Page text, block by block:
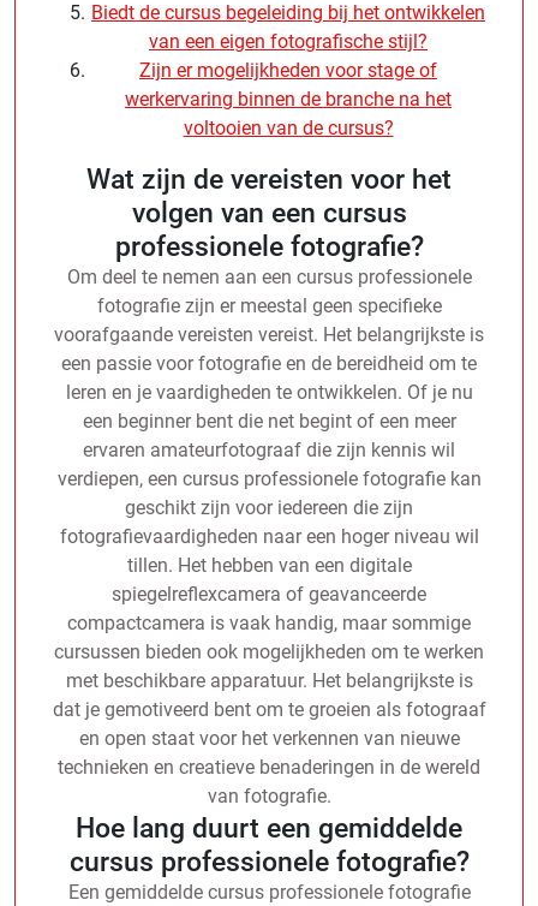
Biedt de cursus begeleiding bij het ontwikkelen
van een eigen fotografische stijl?
Zijn er mogelijkheden voor stage of
werkervaring binnen de branche na het
voltooien van de cursus?
Wat zijn de vereisten voor het
volgen van een cursus
professionele fotografie?
Om deel te nemen aan een cursus professionele
fotografie zijn er meestal geen specifieke
voorafgaande vereisten vereist. Het belangrijkste is
een passie voor fotografie en de bereidheid om te
leren en je vaardigheden te ontwikkelen. Of je nu
een beginner bent die net begint of een meer
ervaren amateurfotograaf die zijn kennis wil
verdiepen, een cursus professionele fotografie kan
geschikt zijn voor iedereen die zijn
fotografievaardigheden naar een hoger niveau wil
tillen. Het hebben van een digitale
spiegelreflexcamera of geavanceerde
compactcamera is vaak handig, maar sommige
cursussen bieden ook mogelijkheden om te werken
met beschikbare apparatuur. Het belangrijkste is
dat je gemotiveerd bent om te groeien als fotograaf
en open staat voor het verkennen van nieuwe
technieken en creatieve benaderingen in de wereld
van fotografie.
Hoe lang duurt een gemiddelde
cursus professionele fotografie?
Een gemiddelde cursus professionele fotografie